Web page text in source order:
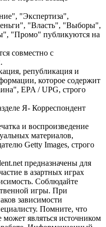
"Экспертиза",
"Власть", "Выборы",
"Промо" публикуются на
совместно с
републикация и
которое содержит
EPA / UPG, строго
Я- Корреспондент
и воспроизведение
материалов,
Getty Images, строго
предназначены для
в азартных играх
Соблюдайте
игры. При
зависимости
Помните, что
может являться источником